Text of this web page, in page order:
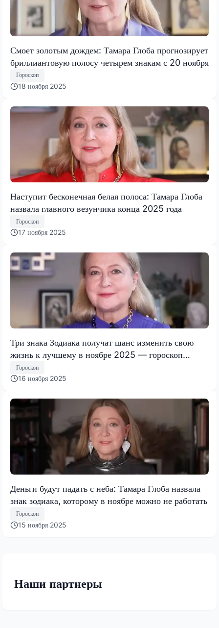
Смоет золотым дождем: Тамара Глоба прогнозирует
бриллиантовую полосу четырем знакам с 20 ноября
Гороскоп
18 ноября 2025
Наступит бесконечная белая полоса: Тамара Глоба
назвала главного везунчика конца 2025 года
Гороскоп
17 ноября 2025
Три знака Зодиака получат шанс изменить свою
жизнь к лучшему в ноябре 2025 — гороскоп
Тамары Глобы
Гороскоп
16 ноября 2025
Деньги будут падать с неба: Тамара Глоба назвала
знак зодиака, которому в ноябре можно не работать
Гороскоп
15 ноября 2025
Наши партнеры